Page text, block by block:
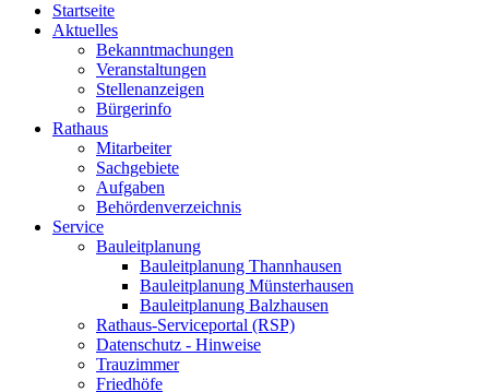
Startseite
Aktuelles
Bekanntmachungen
Veranstaltungen
Stellenanzeigen
Bürgerinfo
Rathaus
Mitarbeiter
Sachgebiete
Aufgaben
Behördenverzeichnis
Service
Bauleitplanung
Bauleitplanung Thannhausen
Bauleitplanung Münsterhausen
Bauleitplanung Balzhausen
Rathaus-Serviceportal (RSP)
Datenschutz - Hinweise
Trauzimmer
Friedhöfe